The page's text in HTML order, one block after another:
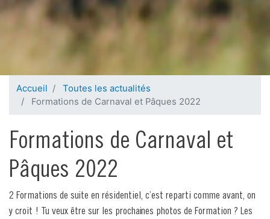
Accueil
Toutes les actualités
Formations de Carnaval et Pâques 2022
Formations de Carnaval et
Pâques 2022
2 Formations de suite en résidentiel, c’est reparti comme avant, on
y croit ! Tu veux être sur les prochaines photos de Formation ? Les